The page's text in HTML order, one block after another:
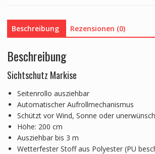
Beschreibung Rezensionen (0)
Beschreibung
Sichtschutz Markise
Seitenrollo ausziehbar
Automatischer Aufrollmechanismus
Schützt vor Wind, Sonne oder
Höhe: 200 cm
Ausziehbar bis 3 m
Wetterfester Stoff aus Polyester (PU